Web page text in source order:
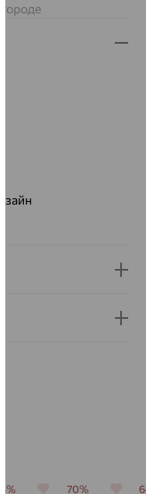
64% 70%